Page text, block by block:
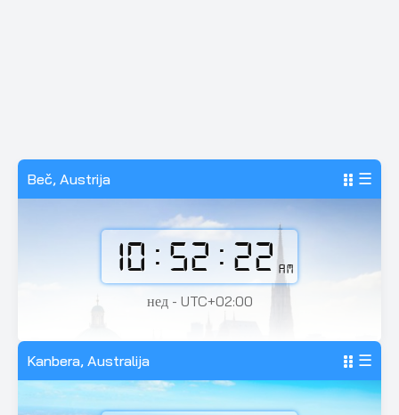
Beč, Austrija ☰
10:52:24 AM
нед - UTC+02:00
Kanbera, Australija ☰